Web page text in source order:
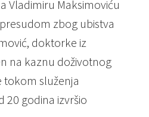
Vladimiru Maksimoviću
zbog ubistva
doktorke iz
na kaznu doživotnog
tokom služenja
20 godina izvršio